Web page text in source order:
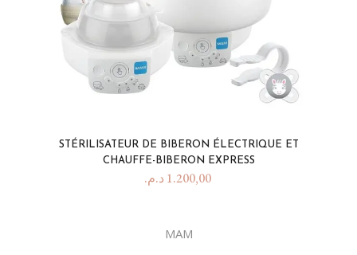
STÉRILISATEUR DE BIBERON ÉLECTRIQUE ET
CHAUFFE-BIBERON EXPRESS
1.200,00 د.م.
MAM